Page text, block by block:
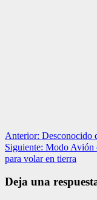
Navegación
de
Anterior: Desconocido
Siguiente: Modo Avión
para volar en tierra
Deja una